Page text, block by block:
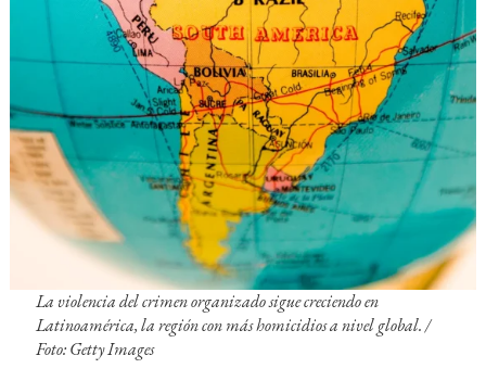
La violencia del crimen organizado sigue creciendo en
Latinoamérica, la región con más homicidios a nivel global. /
Foto: Getty Images